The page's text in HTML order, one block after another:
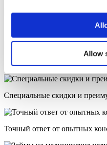
Allow
7/24 Персональная помощь в
Специальные скидки и
Точный ответ от опытных